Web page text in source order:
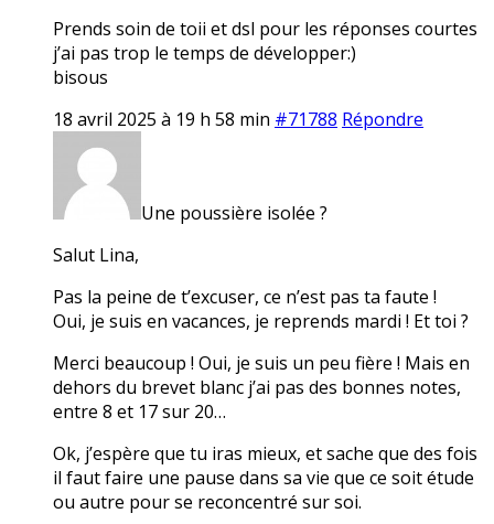
Prends soin de toii et dsl pour les réponses courtes
j’ai pas trop le temps de développer:)
bisous
18 avril 2025 à 19 h 58 min #71788 Répondre
Une poussière isolée ?
Salut Lina,
Pas la peine de t’excuser, ce n’est pas ta faute !
Oui, je suis en vacances, je reprends mardi ! Et toi ?
Merci beaucoup ! Oui, je suis un peu fière ! Mais en
dehors du brevet blanc j’ai pas des bonnes notes,
entre 8 et 17 sur 20…
Ok, j’espère que tu iras mieux, et sache que des fois
il faut faire une pause dans sa vie que ce soit étude
ou autre pour se reconcentré sur soi.